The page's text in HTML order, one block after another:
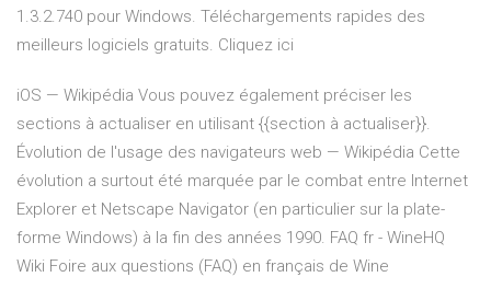
1.3.2.740 pour Windows. Téléchargements rapides des
meilleurs logiciels gratuits. Cliquez ici
iOS — Wikipédia Vous pouvez également préciser les
sections à actualiser en utilisant {{section à actualiser}}.
Évolution de l'usage des navigateurs web — Wikipédia Cette
évolution a surtout été marquée par le combat entre Internet
Explorer et Netscape Navigator (en particulier sur la plate-
forme Windows) à la fin des années 1990. FAQ fr - WineHQ
Wiki Foire aux questions (FAQ) en français de Wine